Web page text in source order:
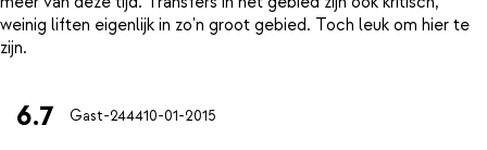
weinig liften eigenlijk in zo'n groot gebied. Toch leuk om hier te
6.7 Gast-244410-01-2015